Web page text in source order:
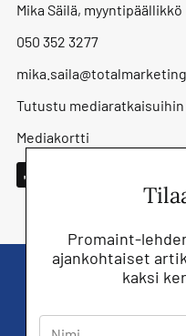
Mika Säilä, myyntipäällikkö
050 352 3277
Tutustu mediaratkaisuihin
Mediakortti
Promaint-
ajankohtaiset
kaksi